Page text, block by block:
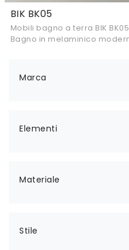
Marca
Elementi
Materiale
Stile
BIK BK05
Mobili bagno a terra BIK
Bagno in melaminico